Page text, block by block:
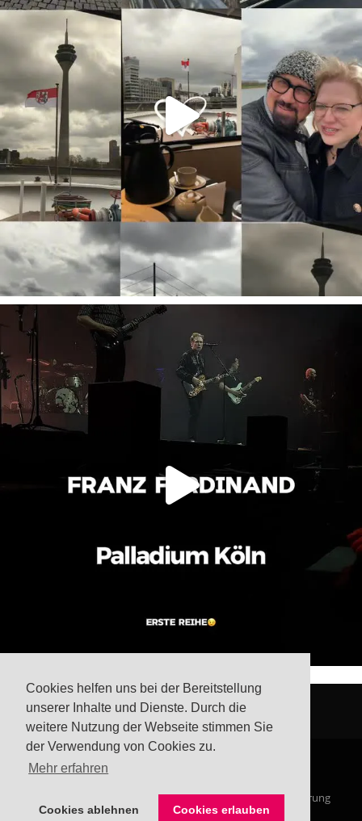
Cookies helfen uns bei der Bereitstellung
unserer Inhalte und Dienste. Durch die
weitere Nutzung der Webseite stimmen Sie
der Verwendung von Cookies zu.
Mehr erfahren
Cookies ablehnen Cookies erlauben
Impressum Datenschutzerklärung